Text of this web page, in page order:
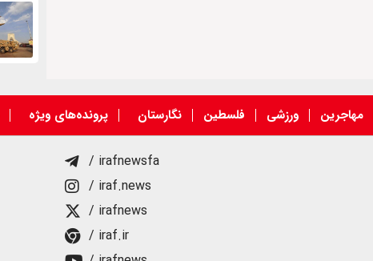
مهاجرین ورزشی فلسطین نگارستان پرونده‌های ویژه
/ irafnewsfa
/ iraf.news
/ irafnews
/ iraf.ir